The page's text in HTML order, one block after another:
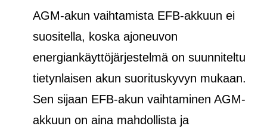
AGM-akun vaihtamista EFB-akkuun ei
suositella, koska ajoneuvon
energiankäyttöjärjestelmä on suunniteltu
tietynlaisen akun suorituskyvyn mukaan.
Sen sijaan EFB-akun vaihtaminen AGM-
akkuun on aina mahdollista ja